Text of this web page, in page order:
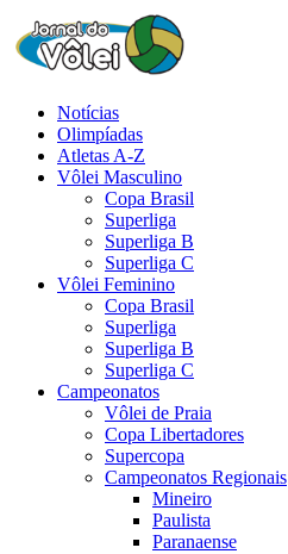
Notícias
Olimpíadas
Atletas A-Z
Vôlei Masculino
Copa Brasil
Superliga
Superliga B
Superliga C
Vôlei Feminino
Copa Brasil
Superliga
Superliga B
Superliga C
Campeonatos
Vôlei de Praia
Copa Libertadores
Supercopa
Campeonatos Regionais
Mineiro
Paulista
Paranaense